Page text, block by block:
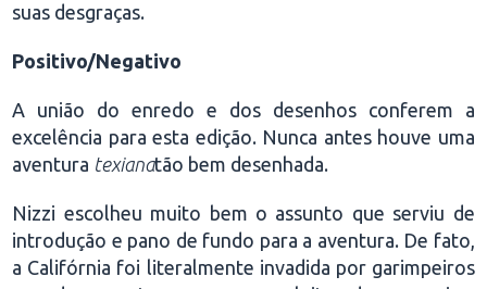
suas desgraças.
Positivo/Negativo
A união do enredo e dos desenhos conferem a
excelência para esta edição. Nunca antes houve uma
aventura texianatão bem desenhada.
Nizzi escolheu muito bem o assunto que serviu de
introdução e pano de fundo para a aventura. De fato,
a Califórnia foi literalmente invadida por garimpeiros